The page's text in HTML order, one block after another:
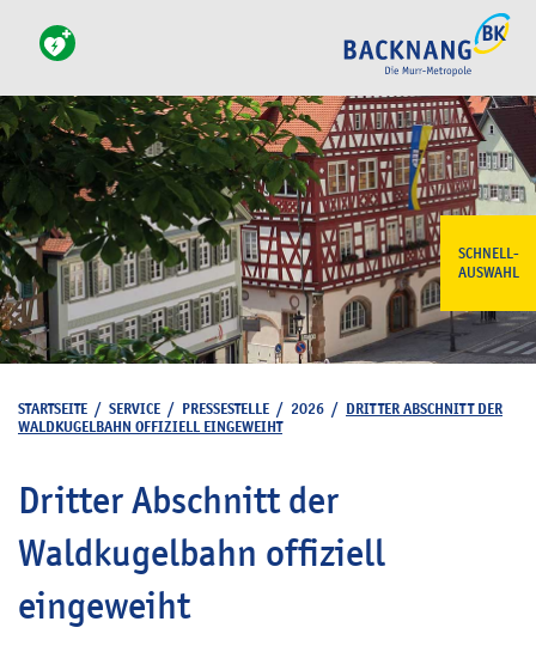
SCHNELL-
AUSWAHL
STARTSEITE / SERVICE / PRESSESTELLE / 2026 / DRITTER ABSCHNITT DER
WALDKUGELBAHN OFFIZIELL EINGEWEIHT
Dritter Abschnitt der
Waldkugelbahn offiziell
eingeweiht